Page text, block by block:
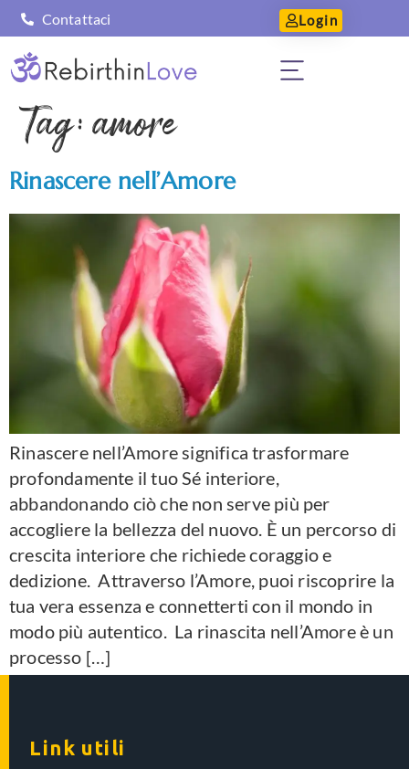
Contattaci Login
Tag:amore
Rinascere nell’Amore
Rinascere nell’Amore significa trasformare
profondamente il tuo Sé interiore,
abbandonando ciò che non serve più per
accogliere la bellezza del nuovo. È un percorso di
crescita interiore che richiede coraggio e
dedizione. Attraverso l’Amore, puoi riscoprire la
tua vera essenza e connetterti con il mondo in
modo più autentico. La rinascita nell’Amore è un
processo […]
Link utili